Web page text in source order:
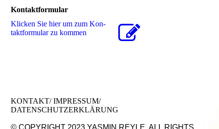
Kontaktformular
Klicken Sie hier um zum Kon­
takt­for­mu­lar zu kommen
KONTAKT/ IMPRESSUM/
DATENSCHUTZERKLÄRUNG
© COPYRIGHT 2023 YASMIN REYLE. ALL RIGHTS